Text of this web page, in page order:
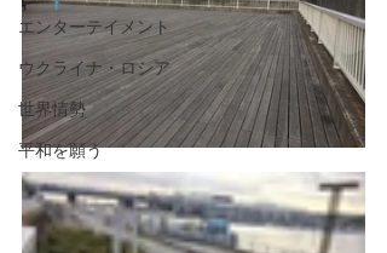
エンターテイメント
ウクライナ・ロシア
世界情勢
平和を願う